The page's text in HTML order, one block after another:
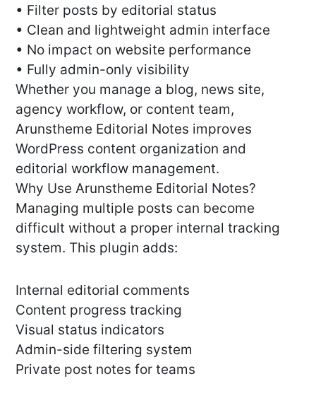
• Filter posts by editorial status
• Clean and lightweight admin interface
• No impact on website performance
• Fully admin-only visibility
Whether you manage a blog, news site,
agency workflow, or content team,
Arunstheme Editorial Notes improves
WordPress content organization and
editorial workflow management.
Why Use Arunstheme Editorial Notes?
Managing multiple posts can become
difficult without a proper internal tracking
system. This plugin adds:
Internal editorial comments
Content progress tracking
Visual status indicators
Admin-side filtering system
Private post notes for teams